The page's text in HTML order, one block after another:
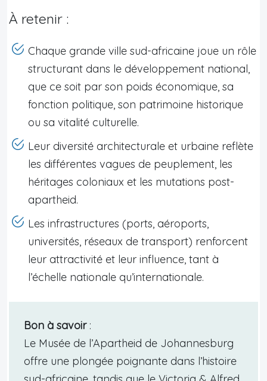
À retenir :
Chaque grande ville sud-africaine joue un rôle
structurant dans le développement national,
que ce soit par son poids économique, sa
fonction politique, son patrimoine historique
ou sa vitalité culturelle.
Leur diversité architecturale et urbaine reflète
les différentes vagues de peuplement, les
héritages coloniaux et les mutations post-
apartheid.
Les infrastructures (ports, aéroports,
universités, réseaux de transport) renforcent
leur attractivité et leur influence, tant à
l’échelle nationale qu’internationale.
Bon à savoir:
Le Musée de l’Apartheid de Johannesburg
offre une plongée poignante dans l’histoire